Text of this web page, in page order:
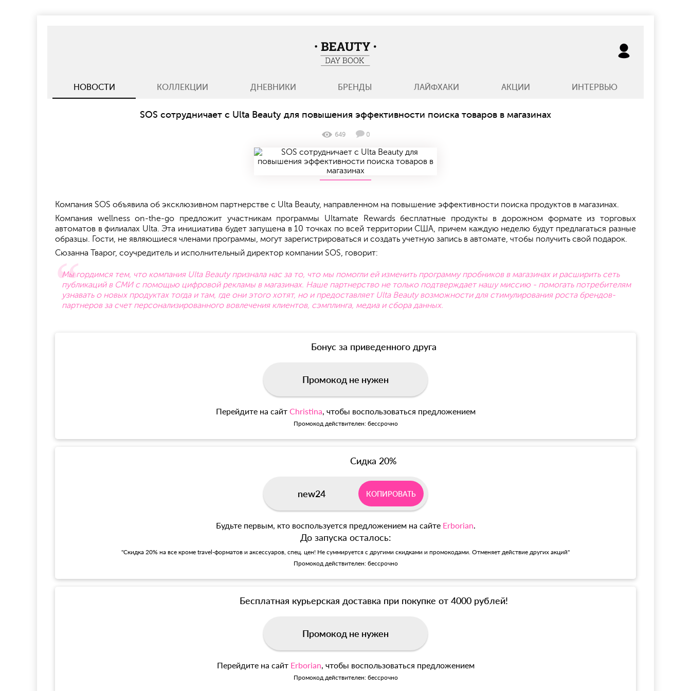
НОВОСТИ КОЛЛЕКЦИИ ДНЕВНИКИ БРЕНДЫ ЛАЙФХАКИ АКЦИИ ИНТЕРВЬЮ
BeautyDayBook
SOS сотрудничает с Ulta Beauty для повышения эффективности поиска товаров в магазинах
649 0
Компания SOS объявила об эксклюзивном партнерстве с Ulta Beauty, направленном на повышение эффективности поиска продуктов в магазинах.
Компания wellness on-the-go предложит участникам программы Ultamate Rewards бесплатные продукты в дорожном формате из торговых
автоматов в филиалах Ulta. Эта инициатива будет запущена в 10 точках по всей территории США, причем каждую неделю будут предлагаться разные
образцы. Гости, не являющиеся членами программы, могут зарегистрироваться и создать учетную запись в автомате, чтобы получить свой подарок.
Сюзанна Тварог, соучредитель и исполнительный директор компании SOS, говорит:
Мы гордимся тем, что компания Ulta Beauty признала нас за то, что мы помогли ей изменить программу пробников в магазинах и расширить сеть
публикаций в СМИ с помощью цифровой рекламы в магазинах. Наше партнерство не только подтверждает нашу миссию - помогать потребителям
узнавать о новых продуктах тогда и там, где они этого хотят, но и предоставляет Ulta Beauty возможности для стимулирования роста брендов-
партнеров за счет персонализированного вовлечения клиентов, сэмплинга, медиа и сбора данных.
Бонус за приведенного друга
Промокод не нужен
Перейдите на сайт Christina, чтобы воспользоваться предложением
Промокод действителен: бессрочно
Сидка 20%
new24 КОПИРОВАТЬ
Будьте первым, кто воспользуется предложением на сайте Erborian.
До запуска осталось:
"Скидка 20% на все кроме travel-форматов и аксессуаров, спец. цен! Не суммируется с другими скидками и промокодами. Отменяет действие других акций"
Промокод действителен: бессрочно
Бесплатная курьерская доставка при покупке от 4000 рублей!
Промокод не нужен
Перейдите на сайт Erborian, чтобы воспользоваться предложением
Промокод действителен: бессрочно